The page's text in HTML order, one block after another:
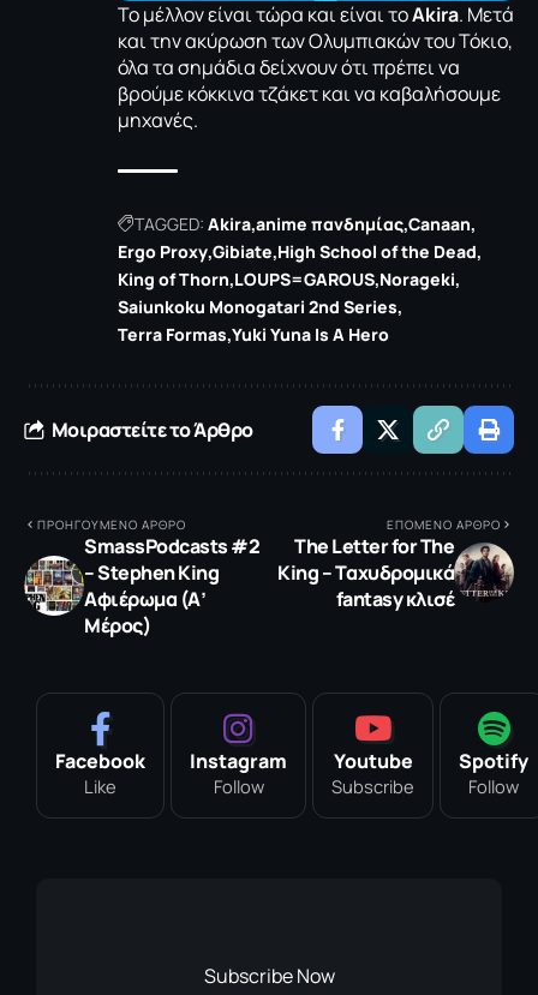
Το μέλλον είναι τώρα και είναι τοAkira. Μετά
και την ακύρωση των Ολυμπιακών του Τόκιο,
όλα τα σημάδια δείχνουν ότι πρέπει να
βρούμε κόκκινα τζάκετ και να καβαλήσουμε
μηχανές.
TAGGED: Akira anime πανδημίας Canaan
Ergo Proxy Gibiate High School of the Dead
King of Thorn LOUPS=GAROUS Norageki
Saiunkoku Monogatari 2nd Series
Terra Formas Yuki Yuna Is A Hero
Μοιραστείτε το Άρθρο
ΠΡΟΗΓΟΥΜΕΝΟ ΑΡΘΡΟ
SmassPodcasts #2
– Stephen King
Αφιέρωμα (Α’
Μέρος)
ΕΠΟΜΕΝΟ ΑΡΘΡΟ
Τhe Letter for The
King – Tαχυδρομικά
fantasy κλισέ
Facebook
Like
Instagram
Follow
Youtube
Subscribe
Spotify
Follow
Subscribe Now